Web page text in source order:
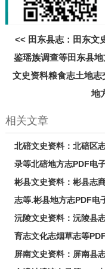
<< 田东县志：田东文
鉴瑶族调查等田东县
文史资料粮食志土地
地
相关文章
北碚文史资料：北碚区
录等北碚地方志PDF电
彬县文史资料：彬县志
志等.彬县地方志PDF电
沅陵文史资料：沅陵县
育志文化志烟草志等
屏南文史资料：屏南县